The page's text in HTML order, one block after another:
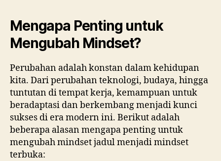
Mengapa Penting untuk
Mengubah Mindset?
Perubahan adalah konstan dalam kehidupan
kita. Dari perubahan teknologi, budaya, hingga
tuntutan di tempat kerja, kemampuan untuk
beradaptasi dan berkembang menjadi kunci
sukses di era modern ini. Berikut adalah
beberapa alasan mengapa penting untuk
mengubah mindset jadul menjadi mindset
terbuka: